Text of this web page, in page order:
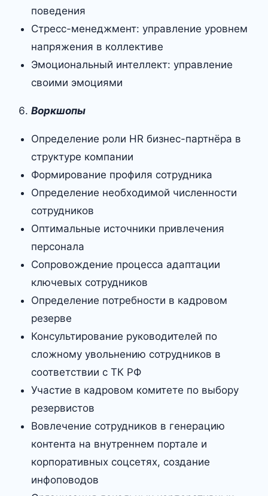
поведения
Стресс-менеджмент: управление уровнем
напряжения в коллективе
Эмоциональный интеллект: управление
своими эмоциями
Воркшопы
Определение роли HR бизнес-партнёра в
структуре компании
Формирование профиля сотрудника
Определение необходимой численности
сотрудников
Оптимальные источники привлечения
персонала
Сопровождение процесса адаптации
ключевых сотрудников
Определение потребности в кадровом
резерве
Консультирование руководителей по
сложному увольнению сотрудников в
соответствии с ТК РФ
Участие в кадровом комитете по выбору
резервистов
Вовлечение сотрудников в генерацию
контента на внутреннем портале и
корпоративных соцсетях, создание
инфоповодов